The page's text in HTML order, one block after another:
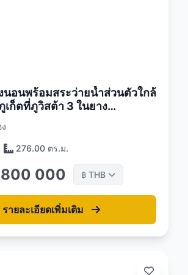
นอนพร้อมสระว่ายน้ำส่วนตัวใกล้
เก็ตที่ภูวิสต้า 3 ในยาง
276.00 ตร.ม.
800 000 ฿ THB
รายละเอียดเพิ่มเติม